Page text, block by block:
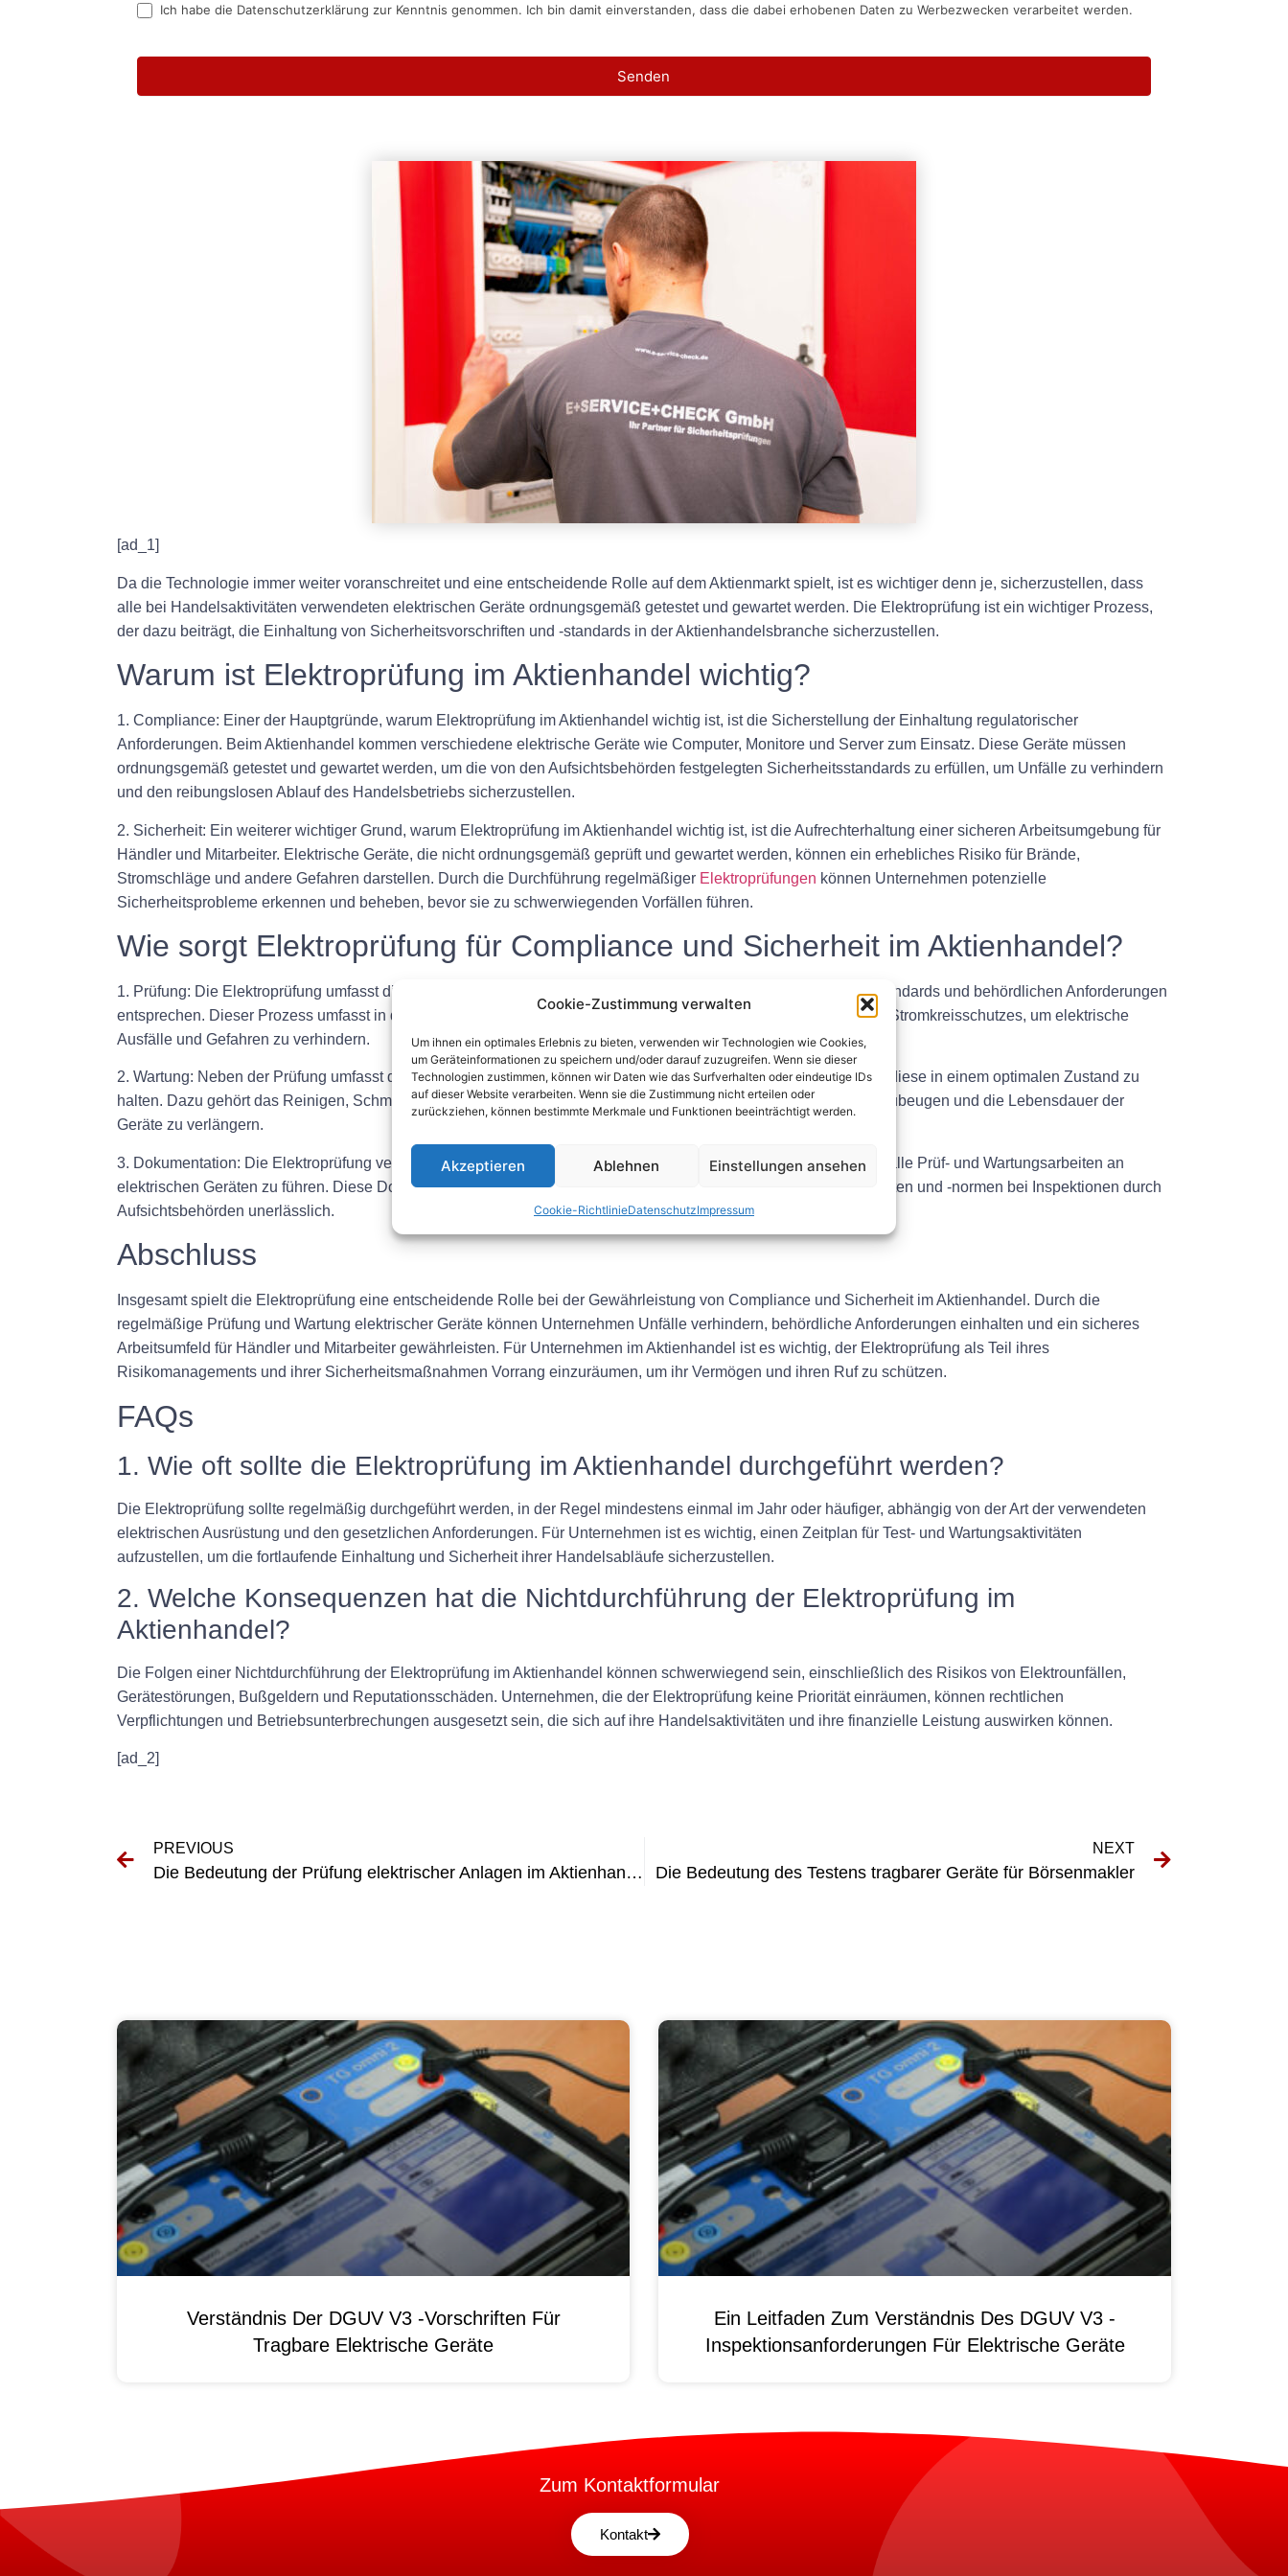
Cookie-Zustimmung verwalten
Um ihnen ein optimales Erlebnis zu bieten, verwenden wir Technologien wie Cookies,
um Geräteinformationen zu speichern und/oder darauf zuzugreifen. Wenn sie dieser
Technologien zustimmen, können wir Daten wie das Surfverhalten oder eindeutige IDs
auf dieser Website verarbeiten. Wenn sie die Zustimmung nicht erteilen oder
zurückziehen, können bestimmte Merkmale und Funktionen beeinträchtigt werden.
Akzeptieren Ablehnen Einstellungen ansehen
Cookie-RichtlinieDatenschutzImpressum
Ich habe die Datenschutzerklärung zur Kenntnis genommen. Ich bin damit einverstanden, dass die dabei erhobenen Daten zu Werbezwecken verarbeitet werden.
Senden
[ad_1]
Da die Technologie immer weiter voranschreitet und eine entscheidende Rolle auf dem Aktienmarkt spielt, ist es wichtiger denn je, sicherzustellen, dass
alle bei Handelsaktivitäten verwendeten elektrischen Geräte ordnungsgemäß getestet und gewartet werden. Die Elektroprüfung ist ein wichtiger Prozess,
der dazu beiträgt, die Einhaltung von Sicherheitsvorschriften und -standards in der Aktienhandelsbranche sicherzustellen.
Warum ist Elektroprüfung im Aktienhandel wichtig?
1. Compliance: Einer der Hauptgründe, warum Elektroprüfung im Aktienhandel wichtig ist, ist die Sicherstellung der Einhaltung regulatorischer
Anforderungen. Beim Aktienhandel kommen verschiedene elektrische Geräte wie Computer, Monitore und Server zum Einsatz. Diese Geräte müssen
ordnungsgemäß getestet und gewartet werden, um die von den Aufsichtsbehörden festgelegten Sicherheitsstandards zu erfüllen, um Unfälle zu verhindern
und den reibungslosen Ablauf des Handelsbetriebs sicherzustellen.
2. Sicherheit: Ein weiterer wichtiger Grund, warum Elektroprüfung im Aktienhandel wichtig ist, ist die Aufrechterhaltung einer sicheren Arbeitsumgebung für
Händler und Mitarbeiter. Elektrische Geräte, die nicht ordnungsgemäß geprüft und gewartet werden, können ein erhebliches Risiko für Brände,
Stromschläge und andere Gefahren darstellen. Durch die Durchführung regelmäßiger Elektroprüfungen können Unternehmen potenzielle
Sicherheitsprobleme erkennen und beheben, bevor sie zu schwerwiegenden Vorfällen führen.
Wie sorgt Elektroprüfung für Compliance und Sicherheit im Aktienhandel?
1. Prüfung: Die Elektroprüfung umfasst die Prüfung elektrischer Geräte, um sicherzustellen, dass sie Sicherheitsstandards und behördlichen Anforderungen
entsprechen. Dieser Prozess umfasst in der Regel die Prüfung der ordnungsgemäßen Isolierung, Erdung und des Stromkreisschutzes, um elektrische
Ausfälle und Gefahren zu verhindern.
2. Wartung: Neben der Prüfung umfasst die Elektroprüfung auch die regelmäßige Wartung elektrischer Geräte, um diese in einem optimalen Zustand zu
halten. Dazu gehört das Reinigen, Schmieren und Ersetzen verschlissener Komponenten, um Fehlfunktionen vorzubeugen und die Lebensdauer der
Geräte zu verlängern.
3. Dokumentation: Die Elektroprüfung verpflichtet Unternehmen außerdem dazu, detaillierte Aufzeichnungen über alle Prüf- und Wartungsarbeiten an
elektrischen Geräten zu führen. Diese Dokumentation ist für den Nachweis der Einhaltung von Sicherheitsvorschriften und -normen bei Inspektionen durch
Aufsichtsbehörden unerlässlich.
Abschluss
Insgesamt spielt die Elektroprüfung eine entscheidende Rolle bei der Gewährleistung von Compliance und Sicherheit im Aktienhandel. Durch die
regelmäßige Prüfung und Wartung elektrischer Geräte können Unternehmen Unfälle verhindern, behördliche Anforderungen einhalten und ein sicheres
Arbeitsumfeld für Händler und Mitarbeiter gewährleisten. Für Unternehmen im Aktienhandel ist es wichtig, der Elektroprüfung als Teil ihres
Risikomanagements und ihrer Sicherheitsmaßnahmen Vorrang einzuräumen, um ihr Vermögen und ihren Ruf zu schützen.
FAQs
1. Wie oft sollte die Elektroprüfung im Aktienhandel durchgeführt werden?
Die Elektroprüfung sollte regelmäßig durchgeführt werden, in der Regel mindestens einmal im Jahr oder häufiger, abhängig von der Art der verwendeten
elektrischen Ausrüstung und den gesetzlichen Anforderungen. Für Unternehmen ist es wichtig, einen Zeitplan für Test- und Wartungsaktivitäten
aufzustellen, um die fortlaufende Einhaltung und Sicherheit ihrer Handelsabläufe sicherzustellen.
2. Welche Konsequenzen hat die Nichtdurchführung der Elektroprüfung im
Aktienhandel?
Die Folgen einer Nichtdurchführung der Elektroprüfung im Aktienhandel können schwerwiegend sein, einschließlich des Risikos von Elektrounfällen,
Gerätestörungen, Bußgeldern und Reputationsschäden. Unternehmen, die der Elektroprüfung keine Priorität einräumen, können rechtlichen
Verpflichtungen und Betriebsunterbrechungen ausgesetzt sein, die sich auf ihre Handelsaktivitäten und ihre finanzielle Leistung auswirken können.
[ad_2]
PREVIOUS
Die Bedeutung der Prüfung elektrischer Anlagen im Aktienhandel: Alles, was Anleger wissen müssen
NEXT
Die Bedeutung des Testens tragbarer Geräte für Börsenmakler
Verständnis Der DGUV V3 -Vorschriften Für
Tragbare Elektrische Geräte
Ein Leitfaden Zum Verständnis Des DGUV V3 -
Inspektionsanforderungen Für Elektrische Geräte
Zum Kontaktformular
Kontakt